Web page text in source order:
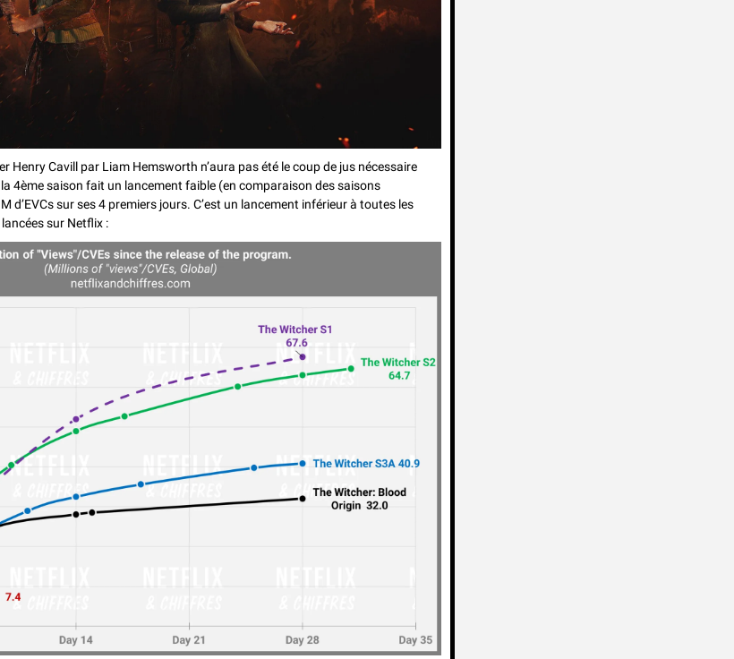
Henry Cavill par Liam Hemsworth n’aura pas été le coup de jus nécessaire
4ème saison fait un lancement faible (en comparaison des saisons
d’EVCs sur ses 4 premiers jours. C’est un lancement inférieur à toutes les
lancées sur Netflix :